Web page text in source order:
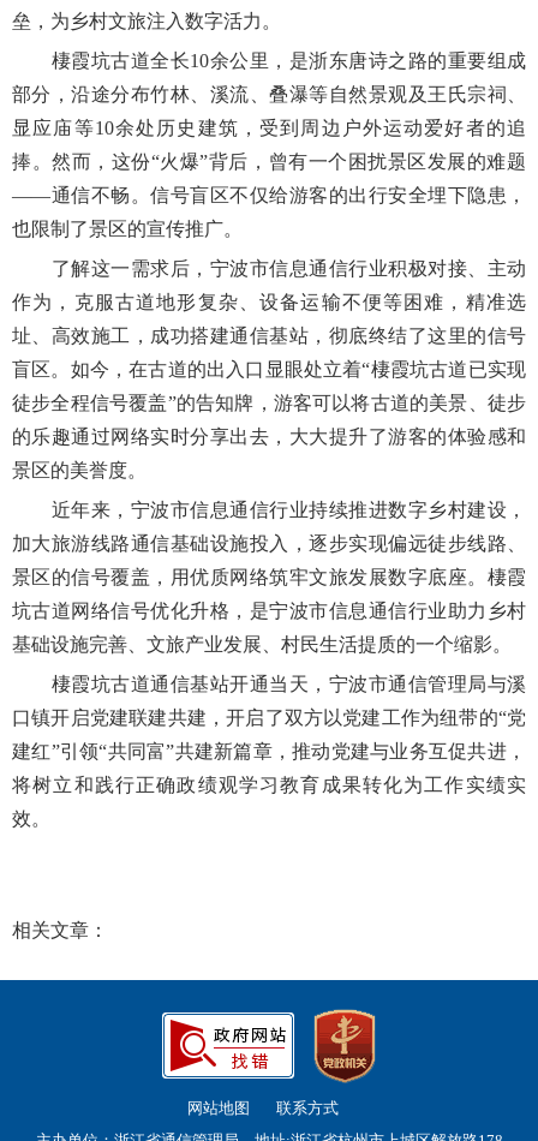
垒，为乡村文旅注入数字活力。
棲霞坑古道全长10余公里，是浙东唐诗之路的重要组成
部分，沿途分布竹林、溪流、叠瀑等自然景观及王氏宗祠、
显应庙等10余处历史建筑，受到周边户外运动爱好者的追
捧。然而，这份“火爆”背后，曾有一个困扰景区发展的难题
——通信不畅。信号盲区不仅给游客的出行安全埋下隐患，
也限制了景区的宣传推广。
了解这一需求后，宁波市信息通信行业积极对接、主动
作为，克服古道地形复杂、设备运输不便等困难，精准选
址、高效施工，成功搭建通信基站，彻底终结了这里的信号
盲区。如今，在古道的出入口显眼处立着“棲霞坑古道已实现
徒步全程信号覆盖”的告知牌，游客可以将古道的美景、徒步
的乐趣通过网络实时分享出去，大大提升了游客的体验感和
景区的美誉度。
近年来，宁波市信息通信行业持续推进数字乡村建设，
加大旅游线路通信基础设施投入，逐步实现偏远徒步线路、
景区的信号覆盖，用优质网络筑牢文旅发展数字底座。棲霞
坑古道网络信号优化升格，是宁波市信息通信行业助力乡村
基础设施完善、文旅产业发展、村民生活提质的一个缩影。
棲霞坑古道通信基站开通当天，宁波市通信管理局与溪
口镇开启党建联建共建，开启了双方以党建工作为纽带的“党
建红”引领“共同富”共建新篇章，推动党建与业务互促共进，
将树立和践行正确政绩观学习教育成果转化为工作实绩实
效。
相关文章：
网站地图
联系方式